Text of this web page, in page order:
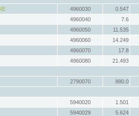
4960030
0.547
4960040
7.6
4960050
11.535
4960060
14.249
4960070
17.8
4960080
21.493
2790070
880.0
5940020
1.501
5940029
5.624